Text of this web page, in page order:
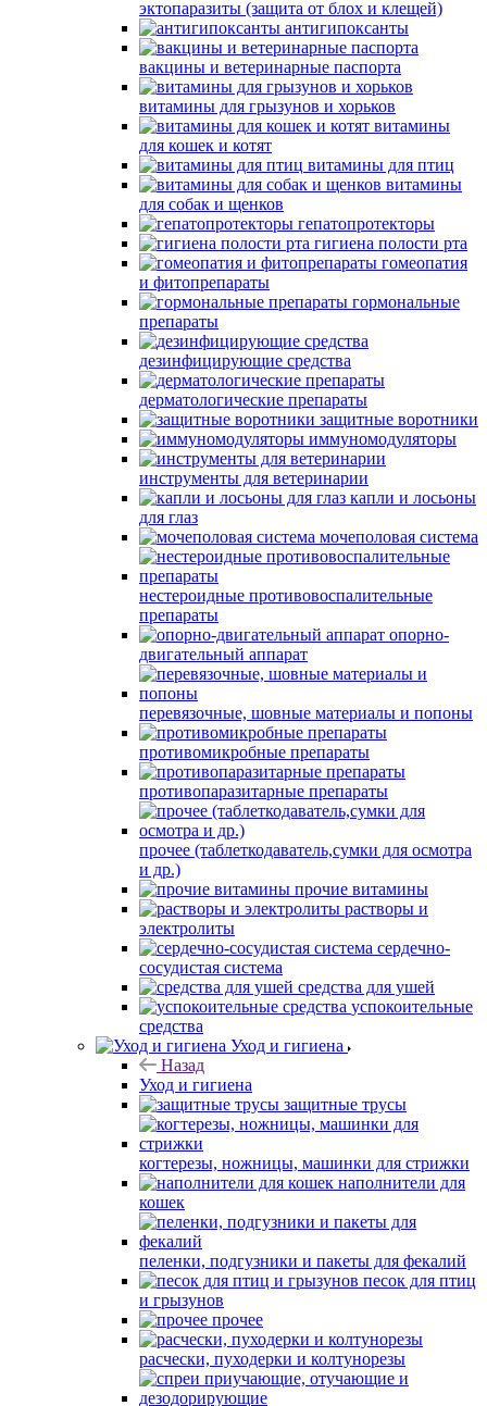
эктопаразиты (защита от блох и клещей)
антигипоксанты
вакцины и ветеринарные паспорта
витамины для грызунов и хорьков
витамины
для кошек и котят
витамины для птиц
витамины
для собак и щенков
гепатопротекторы
гигиена полости рта
гомеопатия
и фитопрепараты
гормональные
препараты
дезинфицирующие средства
дерматологические препараты
защитные воротники
иммуномодуляторы
инструменты для ветеринарии
капли и лосьоны
для глаз
мочеполовая система
нестероидные противовоспалительные
препараты
опорно-
двигательный аппарат
перевязочные, шовные материалы и попоны
противомикробные препараты
противопаразитарные препараты
прочее (таблеткодаватель,сумки для осмотра
и др.)
прочие витамины
растворы и
электролиты
сердечно-
сосудистая система
средства для ушей
успокоительные
средства
Уход и гигиена
Назад
Уход и гигиена
защитные трусы
когтерезы, ножницы, машинки для стрижки
наполнители для
кошек
пеленки, подгузники и пакеты для фекалий
песок для птиц
и грызунов
прочее
расчески, пуходерки и колтунорезы